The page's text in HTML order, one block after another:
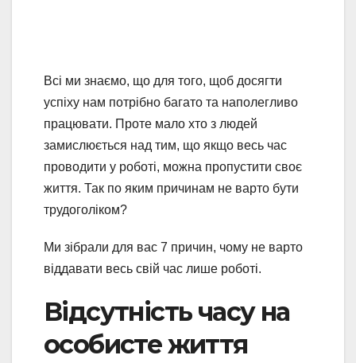
Всі ми знаємо, що для того, щоб досягти
успіху нам потрібно багато та наполегливо
працювати. Проте мало хто з людей
замислюється над тим, що якщо весь час
проводити у роботі, можна пропустити своє
життя. Так по яким причинам не варто бути
трудоголіком?
Ми зібрали для вас 7 причин, чому не варто
віддавати весь свій час лише роботі.
Відсутність часу на
особисте життя